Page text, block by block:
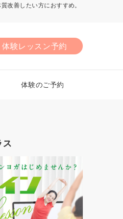
改善したい方におすすめ。
体験レッスン予約
体験のご予約
ス